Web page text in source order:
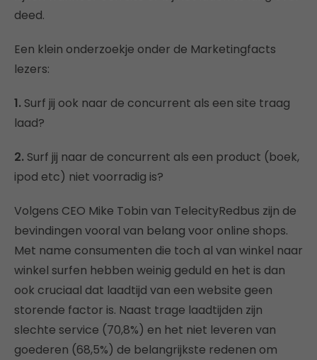
deed.
Een klein onderzoekje onder de Marketingfacts
lezers:
1. Surf jij ook naar de concurrent als een site traag
laad?
2. Surf jij naar de concurrent als een product (boek,
ipod etc) niet voorradig is?
Volgens CEO Mike Tobin van TelecityRedbus zijn de
bevindingen vooral van belang voor online shops.
Met name consumenten die toch al van winkel naar
winkel surfen hebben weinig geduld en het is dan
ook cruciaal dat laadtijd van een website geen
storende factor is. Naast trage laadtijden zijn
slechte service (70,8%) en het niet leveren van
goederen (68,5%) de belangrijkste redenen om